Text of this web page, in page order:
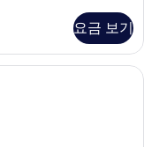
요금 보기
2개 | 전용 주방 | 미니 냉